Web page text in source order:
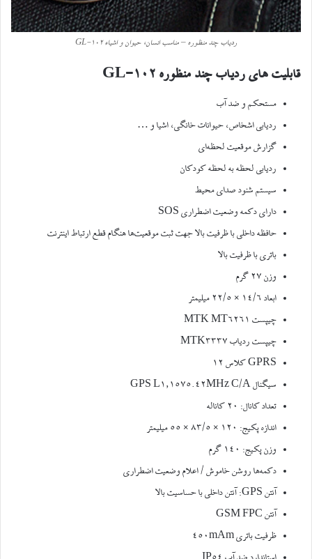
ردیاب چند منظوره – مناسب انسان، حیوان و اشیاء GL-102
قابلیت های ردیاب چند منظوره GL-102
مستحکم و ضد آب
ردیابی اشخاص، حیوانات خانگی، اشیا و …
گزارش موقعیت لحظه‌ای
ردیابی لحظه به لحظه کودکان
سیستم شنود صدای محیط
دارای دکمه وضعیت اضطراری SOS
حافظه داخلی با ظرفیت بالا جهت ثبت موقعیت‌ها هنگام قطع ارتباط اینترنت
باتری با ظرفیت بالا
وزن
گرم
ابعاد ۱۴/۶ × ۲۲/۵ میلیمتر
چیپست
چیپست ردیاب
GPRSکلاس ۱۲
سیگنالGPS L1,1575.42MHz C/A
تعداد کانال:
کاناله
اندازه پکیج: ۱۲۰ × ۸۳/۵ × ۵۵ میلیمتر
وزن پکیج:
گرم
دکمه‌ها روشن خاموش /اعلام وضعیت اضطراری
آنتن GPS: آنتن داخلی با حساسیت بالا
آنتن GSM FPC
ظرفیت باتری